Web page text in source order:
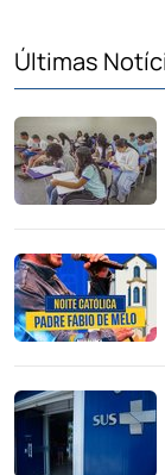
Últimas